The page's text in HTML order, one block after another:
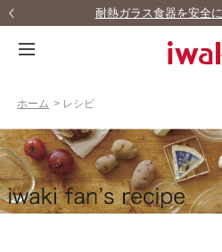
耐熱ガラス食器を安全に
ホーム > レシピ